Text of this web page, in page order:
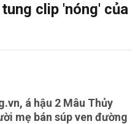
clip 'nóng' của
á hậu 2 Mâu Thủy
mẹ bán súp ven đường